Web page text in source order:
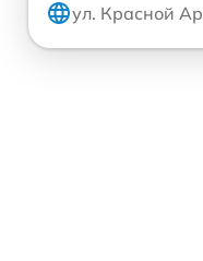
ул. Красной